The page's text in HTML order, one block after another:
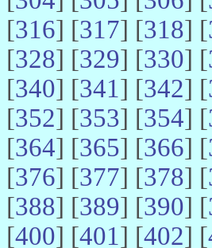
[316] [317] [318] [
[328] [329] [330] [
[340] [341] [342] [
[352] [353] [354] [
[364] [365] [366] [
[376] [377] [378] [
[388] [389] [390] [
[400] [401] [402] [